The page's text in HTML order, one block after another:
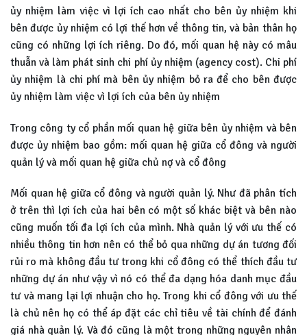
ủy nhiệm làm việc vì lợi ích cao nhất cho bên ủy nhiệm khi
bên được ủy nhiệm có lợi thế hơn về thông tin, và bản thân họ
cũng có những lợi ích riêng. Do đó, mối quan hệ này có mâu
thuẫn và làm phát sinh chi phí ủy nhiệm (agency cost). Chi phí
ủy nhiệm là chi phí mà bên ủy nhiệm bỏ ra để cho bên được
ủy nhiệm làm việc vì lợi ích của bên ủy nhiệm
Trong công ty cổ phần mối quan hệ giữa bên ủy nhiệm và bên
được ủy nhiệm bao gồm: mối quan hệ giữa cổ đông và người
quản lý và mối quan hệ giữa chủ nợ và cổ đông
Mối quan hệ giữa cổ đông và người quản lý. Như đã phân tích
ở trên thì lợi ích của hai bên có một số khác biệt và bên nào
cũng muốn tối đa lợi ích của mình. Nhà quản lý với ưu thế có
nhiều thông tin hơn nên có thể bỏ qua những dự án tương đối
rủi ro mà không đầu tư trong khi cổ đông có thể thích đầu tư
những dự án như vậy vì nó có thể đa dạng hóa danh mục đầu
tư và mang lại lợi nhuận cho họ. Trong khi cổ đông với ưu thế
là chủ nên họ có thể áp đặt các chỉ tiêu về tài chính để đánh
giá nhà quản lý. Và đó cũng là một trong những nguyên nhân